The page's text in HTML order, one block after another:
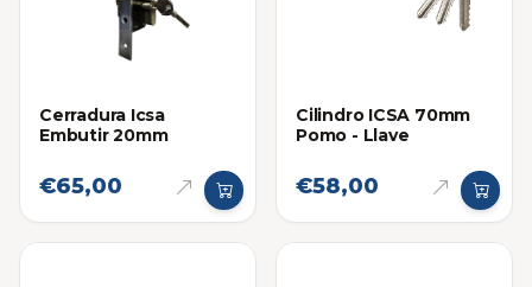
Cerradura Icsa
Embutir 20mm
€65,00
Cilindro ICSA 70mm
Pomo - Llave
€58,00